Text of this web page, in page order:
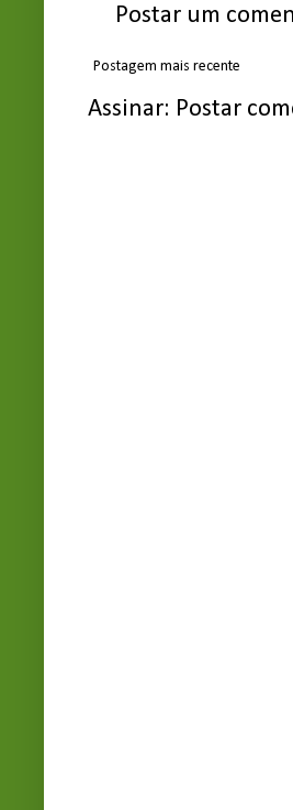
Postar um
Postagem mais recente
Assinar: Postar